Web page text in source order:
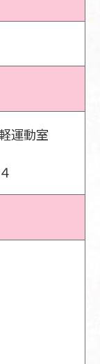
運動室